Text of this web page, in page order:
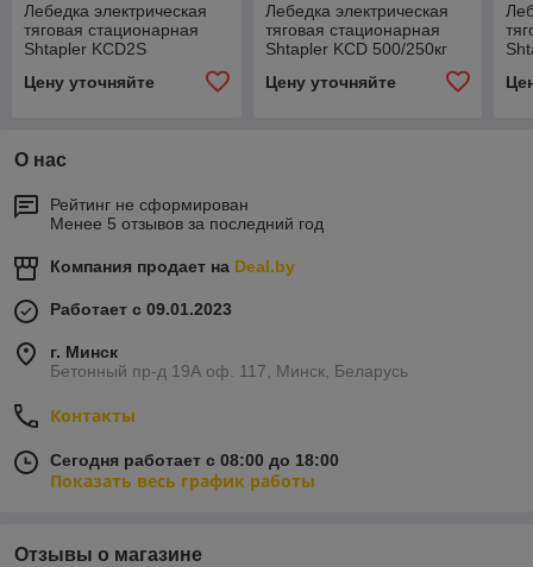
Лебедка электрическая
тяговая стационарная
Shtapler KCD2S
1000/500кг 35/70м 220В
Цену уточняйте
Лебедка электрическая
тяговая стационарная
Shtapler KCD 500/250кг
Цену уточняйте
О нас
Рейтинг не сформирован
Менее 5 отзывов за последний год
Компания продает на Deal.by
Работает с 09.01.2023
г. Минск
Бетонный пр-д 19А оф. 117, Минск, Беларусь
Контакты
Сегодня работает с 08:00 до 18:00
Показать весь график работы
Отзывы о магазине